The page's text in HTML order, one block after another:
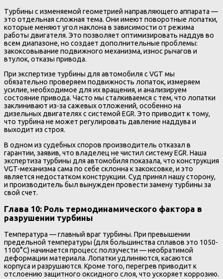
Турбины с изменяемой геометрией направляющего аппарата —
это отдельная сложная тема. Они имеют поворотные лопатки,
которые меняют угол наклона в зависимости от режима
работы двигателя. Это позволяет оптимизировать наддув во
всем диапазоне, но создает дополнительные проблемы:
закоксовывание подвижного механизма, износ рычагов и
втулок, отказы привода.
При экспертизе турбины для автомобиля с VGT мы
обязательно проверяем подвижность лопаток, измеряем
усилие, необходимое для их вращения, и анализируем
состояние привода. Часто мы сталкиваемся с тем, что лопатки
заклинивают из-за сажевых отложений, особенно на
дизельных двигателях с системой EGR. Это приводит к тому,
что турбина не может регулировать давление наддува и
выходит из строя.
В одном из судебных споров производитель отказал в
гарантии, заявив, что владелец не чистил систему EGR. Наша
экспертиза турбины для автомобиля показала, что конструкция
VGT-механизма сама по себе склонна к закоксовке, и это
является недостатком конструкции. Суд принял нашу сторону,
и производитель был вынужден провести замену турбины за
свой счет.
Глава 10: Роль термодинамического фактора в
разрушении турбины
Температура — главный враг турбины. При превышении
предельной температуры (для большинства сплавов это 1050-
1100°C) начинается процесс ползучести — необратимой
деформации материала. Лопатки удлиняются, касаются
корпуса и разрушаются. Кроме того, перегрев приводит к
отслоению защитного оксидного слоя, что ускоряет коррозию.